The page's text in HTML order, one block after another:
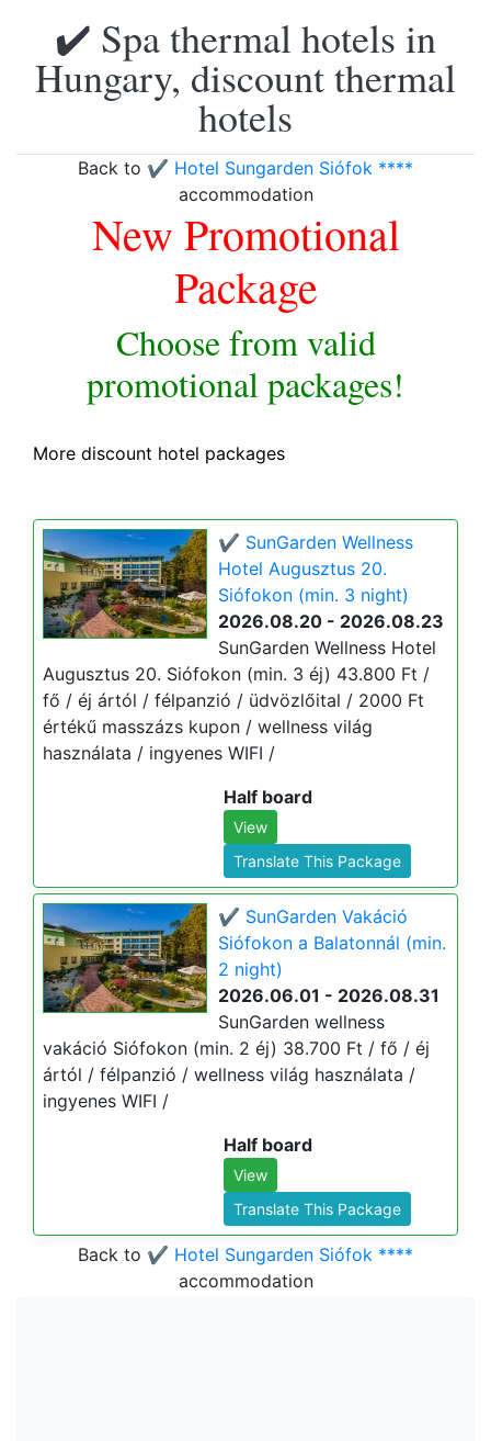
✔️ Spa thermal hotels in
Hungary, discount thermal
hotels
Back to ✔️ Hotel Sungarden Siófok ****
accommodation
New Promotional
Package
Choose from valid
promotional packages!
More discount hotel packages
✔️ SunGarden Wellness
Hotel Augusztus 20.
Siófokon (min. 3 night)
2026.08.20 - 2026.08.23
SunGarden Wellness Hotel
Augusztus 20. Siófokon (min. 3 éj) 43.800 Ft /
fő / éj ártól / félpanzió / üdvözlőital / 2000 Ft
értékű masszázs kupon / wellness világ
használata / ingyenes WIFI /
Half board
View
Translate This Package
✔️ SunGarden Vakáció
Siófokon a Balatonnál (min.
2 night)
2026.06.01 - 2026.08.31
SunGarden wellness
vakáció Siófokon (min. 2 éj) 38.700 Ft / fő / éj
ártól / félpanzió / wellness világ használata /
ingyenes WIFI /
Half board
View
Translate This Package
Back to ✔️ Hotel Sungarden Siófok ****
accommodation